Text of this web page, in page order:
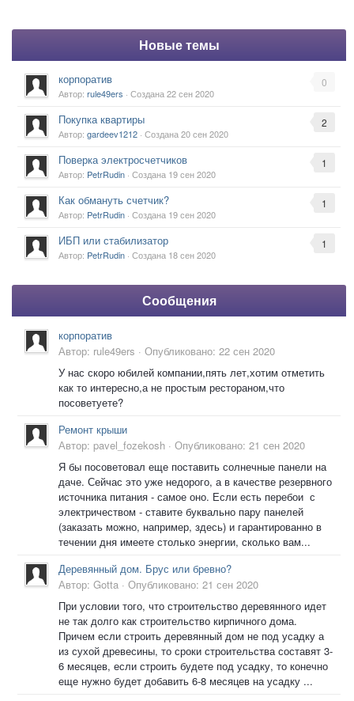
Новые темы
0
корпоратив
Автор: rule49ers · Создана22 сен 2020
2
Покупка квартиры
Автор: gardeev1212 · Создана20 сен 2020
1
Поверка электросчетчиков
Автор: PetrRudin · Создана 19 сен 2020
1
Как обмануть счетчик?
Автор: PetrRudin · Создана 19 сен 2020
1
ИБП или стабилизатор
Автор: PetrRudin · Создана 18 сен 2020
Сообщения
корпоратив
Автор: rule49ers · Опубликовано: 22 сен 2020
У нас скоро юбилей компании,пять лет,хотим отметить
как то интересно,а не простым рестораном,что
посоветуете?
Ремонт крыши
Автор: pavel_fozekosh · Опубликовано: 21 сен 2020
Я бы посоветовал еще поставить солнечные панели на
даче. Сейчас это уже недорого, а в качестве резервного
источника питания - самое оно. Если есть перебои с
электричеством - ставите буквально пару панелей
(заказать можно, например, здесь) и гарантированно в
течении дня имеете столько энергии, сколько вам...
Деревянный дом. Брус или бревно?
Автор: Gotta · Опубликовано: 21 сен 2020
При условии того, что строительство деревянного идет
не так долго как строительство кирпичного дома.
Причем если строить деревянный дом не под усадку а
из сухой древесины, то сроки строительства составят 3-
6 месяцев, если строить будете под усадку, то конечно
еще нужно будет добавить 6-8 месяцев на усадку ...